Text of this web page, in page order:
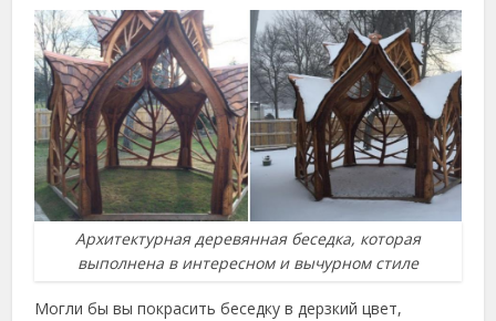
Архитектурная деревянная беседка, которая
выполнена в интересном и вычурном стиле
Могли бы вы покрасить беседку в дерзкий цвет,